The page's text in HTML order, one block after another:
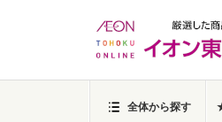
全体から探す